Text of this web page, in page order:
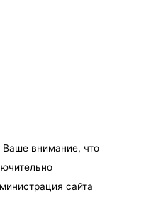
внимание, что
сайта